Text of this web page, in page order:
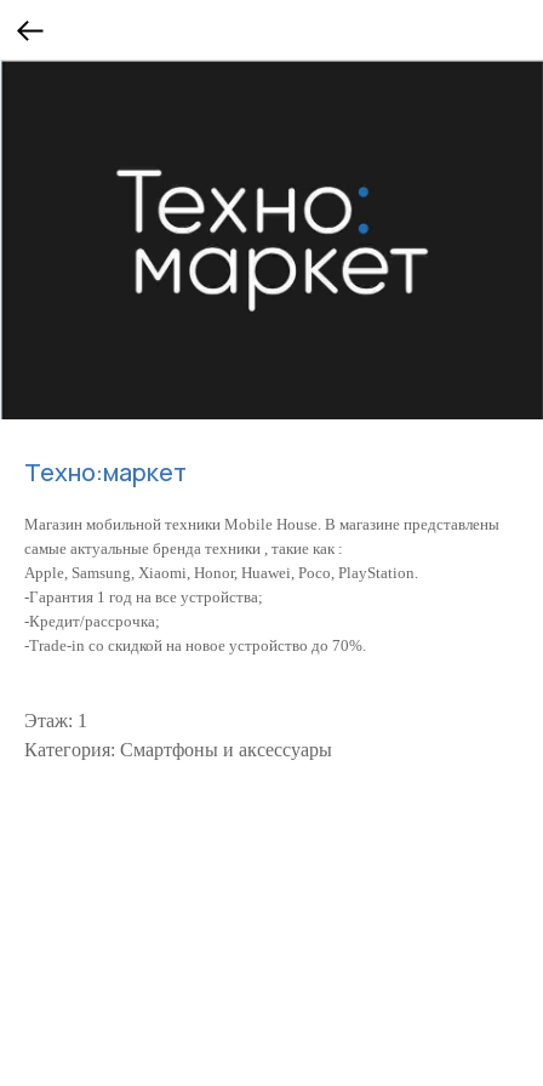
Техно:маркет
Магазин мобильной техники Mobile House. В магазине представлены
самые актуальные бренда техники , такие как :
Apple, Samsung, Xiaomi, Honor, Huawei, Poco, PlayStation.
-Гарантия 1 год на все устройства;
-Кредит/рассрочка;
-Trade-in со скидкой на новое устройство до 70%.
Этаж: 1
Категория: Смартфоны и аксессуары